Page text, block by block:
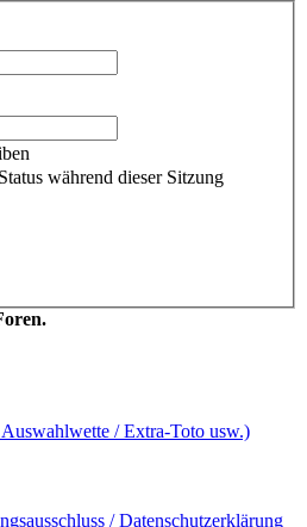
während dieser Sitzung
/ Extra-Toto usw.)
/ Datenschutzerklärung